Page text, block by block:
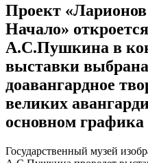
Проект
Начало»
А.С.Пушкина в
выставки
доавангардное
великих
основном графика
Государственный музей